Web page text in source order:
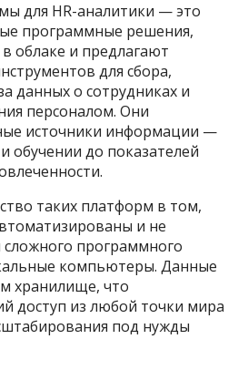
для HR-аналитики — это
программные решения,
облаке и предлагают
для сбора,
данных о сотрудниках и
персоналом. Они
источники информации —
обучении до показателей
таких платформ в том,
и не
сложного программного
компьютеры. Данные
хранилище, что
доступ из любой точки мира
под нужды